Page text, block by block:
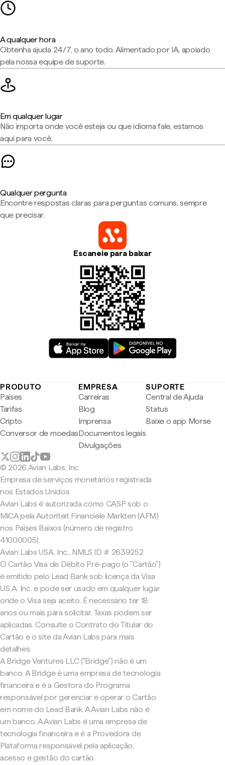
A qualquer hora
Obtenha ajuda 24/7, o ano todo. Alimentado por IA, apoiado
pela nossa equipe de suporte.
Em qualquer lugar
Não importa onde você esteja ou que idioma fale, estamos
aqui para você.
Qualquer pergunta
Encontre respostas claras para perguntas comuns, sempre
que precisar.
Escaneie para baixar
PRODUTO
Países
Tarifas
Cripto
Conversor de moedas
EMPRESA
Carreiras
Blog
Imprensa
Documentos legais
Divulgações
SUPORTE
Central de Ajuda
Status
Baixe o app Morse
© 2026 Avian Labs, Inc
Empresa de serviços monetários registrada
nos Estados Unidos
Avian Labs é autorizada como CASP sob o
MiCA pela Autoriteit Financiële Markten (AFM)
nos Países Baixos (número de registro
41000005).
Avian Labs USA, Inc., NMLS ID # 2639252
O Cartão Visa de Débito Pré-pago (o "Cartão")
é emitido pelo Lead Bank sob licença da Visa
U.S.A. Inc. e pode ser usado em qualquer lugar
onde o Visa seja aceito. É necessário ter 18
anos ou mais para solicitar. Taxas podem ser
aplicadas. Consulte o Contrato do Titular do
Cartão e o site da Avian Labs para mais
detalhes.
A Bridge Ventures LLC ("Bridge") não é um
banco. A Bridge é uma empresa de tecnologia
financeira e é a Gestora do Programa
responsável por gerenciar e operar o Cartão
em nome do Lead Bank. A Avian Labs não é
um banco. A Avian Labs é uma empresa de
tecnologia financeira e é a Provedora de
Plataforma responsável pela aplicação,
acesso e gestão do cartão.